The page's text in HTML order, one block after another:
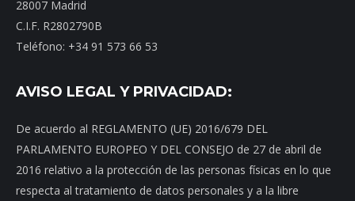
28007 Madrid
C.I.F. R2802790B
Teléfono: +34 91 573 66 53
AVISO LEGAL Y PRIVACIDAD:
De acuerdo al REGLAMENTO (UE) 2016/679 DEL
PARLAMENTO EUROPEO Y DEL CONSEJO de 27 de abril de
2016 relativo a la protección de las personas físicas en lo que
respecta al tratamiento de datos personales y a la libre